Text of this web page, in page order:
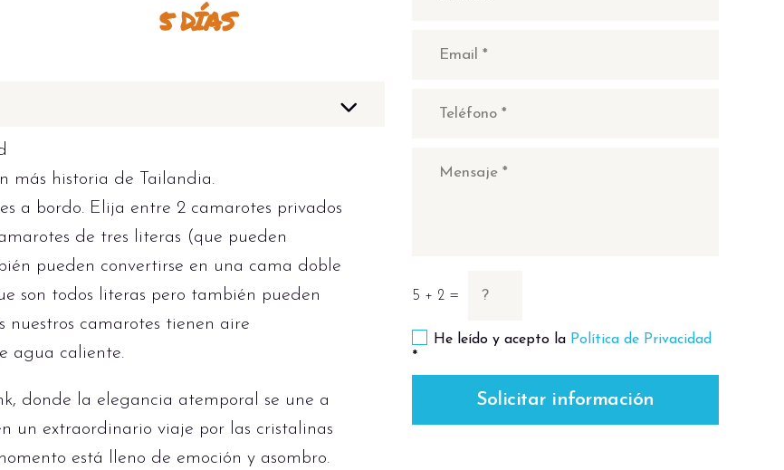
5 DÍAS
más historia de Tailandia.
a bordo. Elija entre 2 camarotes privados
de tres literas (que pueden
pueden convertirse en una cama doble
son todos literas pero también pueden
nuestros camarotes tienen aire
agua caliente.
donde la elegancia atemporal se une a
un extraordinario viaje por las cristalinas
está lleno de emoción y asombro.
5 + 2 =
He leído y acepto la Política de Privacidad
*
Solicitar información